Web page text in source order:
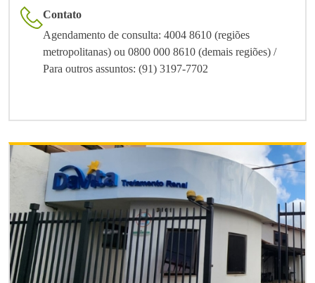
Contato
Agendamento de consulta: 4004 8610 (regiões
metropolitanas) ou 0800 000 8610 (demais regiões) /
Para outros assuntos: (91) 3197-7702